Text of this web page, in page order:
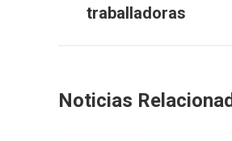
post:
traballadoras
Noticias